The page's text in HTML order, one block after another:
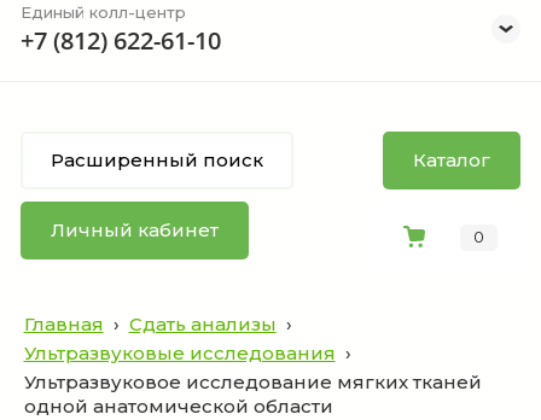
Единый колл-центр
+7 (812) 622-61-10
Расширенный поиск Каталог
Личный кабинет 0
Главная › Сдать анализы ›
Ультразвуковые исследования ›
Ультразвуковое исследование мягких тканей
одной анатомической области